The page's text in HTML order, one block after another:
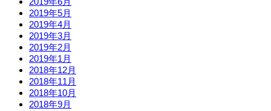
2019年5月
2019年4月
2019年3月
2019年2月
2019年1月
2018年12月
2018年11月
2018年10月
2018年9月